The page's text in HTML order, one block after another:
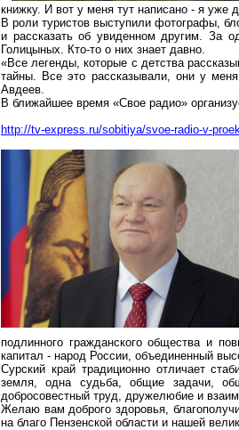
книжку. И вот у меня тут написано - я уже
В роли туристов выступили фотографы,
и рассказать об увиденном другим. За
Голицыных. Кто-то о них знает давно.
«Все легенды, которые с детства
тайны. Все это рассказывали, они у
Авдеев.
В ближайшее время «Свое радио»
http://tv-express.ru/sobitiya/svoe-radio-v-
подлинного гражданского общества и
капитал - народ России, объединенный
Сурский край традиционно отличает
земля, одна судьба, общие задачи,
добросовестный труд, дружелюбие и
Желаю вам доброго здоровья,
на благо Пензенской области и нашей